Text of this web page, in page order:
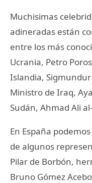
Muchisimas
adineradas están
entre los más
Ucrania, Petro
Islandia,
Ministro de Iraq,
Sudán, Ahmad Ali
En España
de algunos
Pilar de Borbón,
Bruno Gómez